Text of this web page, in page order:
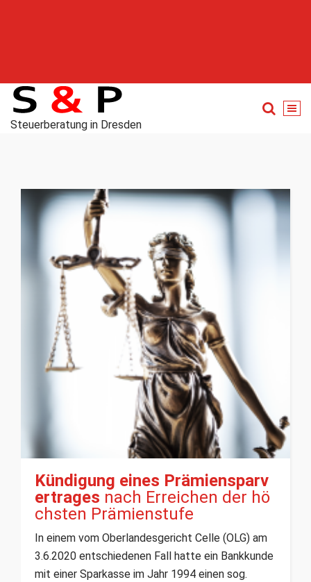
Steuerberatung in Dresden
Kündigung eines Prämiensparv
ertrages nach Erreichen der hö
chsten Prämienstufe
In einem vom Oberlandesgericht Celle (OLG) am
3.6.2020 entschiedenen Fall hatte ein Bankkunde
mit einer Sparkasse im Jahr 1994 einen sog.